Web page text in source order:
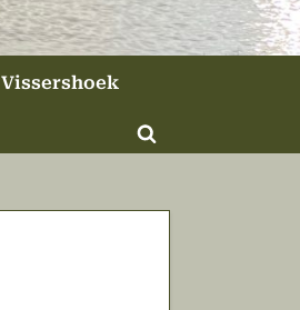
Vissershoek
Toggle